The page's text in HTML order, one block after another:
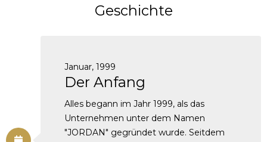
Geschichte
Januar, 1999
Der Anfang
Alles begann im Jahr 1999, als das
Unternehmen unter dem Namen
"JORDAN" gegründet wurde. Seitdem